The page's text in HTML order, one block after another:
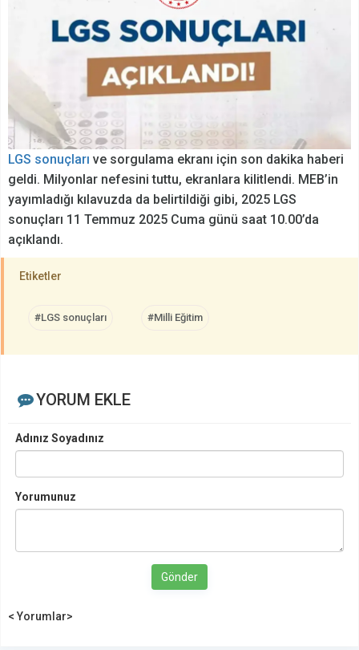
LGS sonuçları ve sorgulama ekranı için son dakika haberi
geldi. Milyonlar nefesini tuttu, ekranlara kilitlendi. MEB’in
yayımladığı kılavuzda da belirtildiği gibi, 2025 LGS
sonuçları 11 Temmuz 2025 Cuma günü saat 10.00’da
açıklandı.
Etiketler
#LGS sonuçları #Milli Eğitim
YORUM EKLE
Adınız Soyadınız
Yorumunuz
Gönder
< Yorumlar>